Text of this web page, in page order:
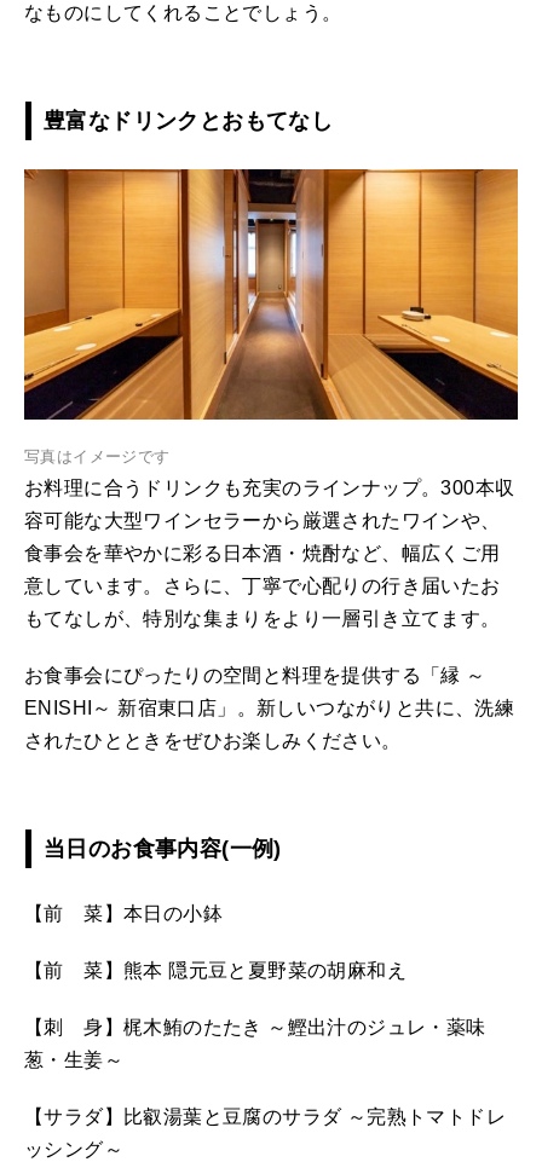
なものにしてくれることでしょう。
豊富なドリンクとおもてなし
写真はイメージです
お料理に合うドリンクも充実のラインナップ。300本収
容可能な大型ワインセラーから厳選されたワインや、
食事会を華やかに彩る日本酒・焼酎など、幅広くご用
意しています。さらに、丁寧で心配りの行き届いたお
もてなしが、特別な集まりをより一層引き立てます。
お食事会にぴったりの空間と料理を提供する「縁 ～
ENISHI～ 新宿東口店」。新しいつながりと共に、洗練
されたひとときをぜひお楽しみください。
当日のお食事内容(一例)
【前 菜】本日の小鉢
【前 菜】熊本 隠元豆と夏野菜の胡麻和え
【刺 身】梶木鮪のたたき ～鰹出汁のジュレ・薬味
葱・生姜～
【サラダ】比叡湯葉と豆腐のサラダ ～完熟トマトドレ
ッシング～